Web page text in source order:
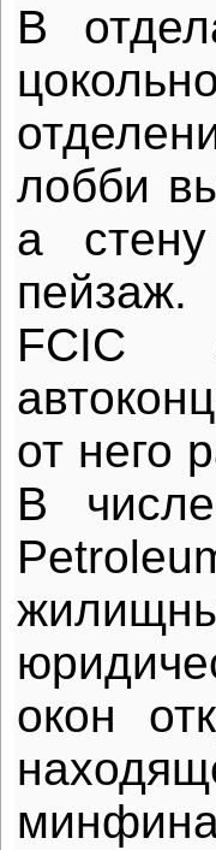
В
лобби
а
FCIC
от него
В
окон